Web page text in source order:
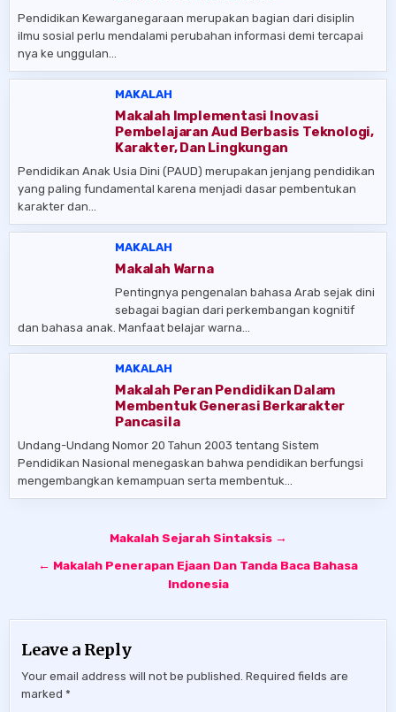
Pendidikan Kewarganegaraan merupakan bagian dari disiplin
ilmu sosial perlu mendalami perubahan informasi demi tercapai
nya ke unggulan…
MAKALAH
Makalah Implementasi Inovasi
Pembelajaran Aud Berbasis Teknologi,
Karakter, Dan Lingkungan
Pendidikan Anak Usia Dini (PAUD) merupakan jenjang pendidikan
yang paling fundamental karena menjadi dasar pembentukan
karakter dan…
MAKALAH
Makalah Warna
Pentingnya pengenalan bahasa Arab sejak dini
sebagai bagian dari perkembangan kognitif
dan bahasa anak. Manfaat belajar warna…
MAKALAH
Makalah Peran Pendidikan Dalam
Membentuk Generasi Berkarakter
Pancasila
Undang-Undang Nomor 20 Tahun 2003 tentang Sistem
Pendidikan Nasional menegaskan bahwa pendidikan berfungsi
mengembangkan kemampuan serta membentuk…
Makalah Sejarah Sintaksis →
← Makalah Penerapan Ejaan Dan Tanda Baca Bahasa
Indonesia
Leave a Reply
Your email address will not be published. Required fields are
marked*